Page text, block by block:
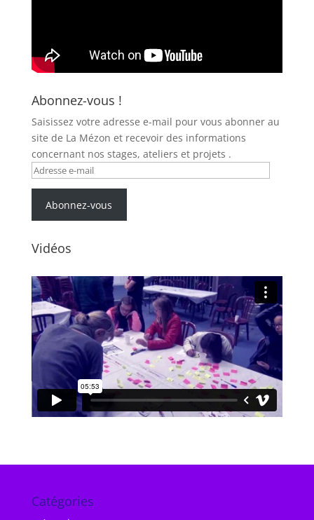
Abonnez-vous !
Saisissez votre adresse e-mail pour vous abonner au
site de La Mézon et recevoir des informations
concernant nos stages, ateliers et projets .
Adresse
e-
mailAbonnez-vous
Vidéos
Catégories